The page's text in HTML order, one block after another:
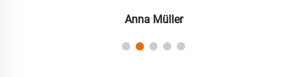
Anna Müller